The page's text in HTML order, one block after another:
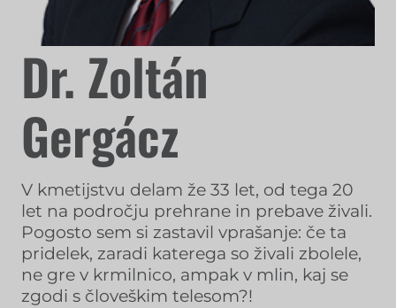
Dr. Zoltán
Gergácz
V kmetijstvu delam že 33 let, od tega 20
let na področju prehrane in prebave živali.
Pogosto sem si zastavil vprašanje: če ta
pridelek, zaradi katerega so živali zbolele,
ne gre v krmilnico, ampak v mlin, kaj se
zgodi s človeškim telesom?!